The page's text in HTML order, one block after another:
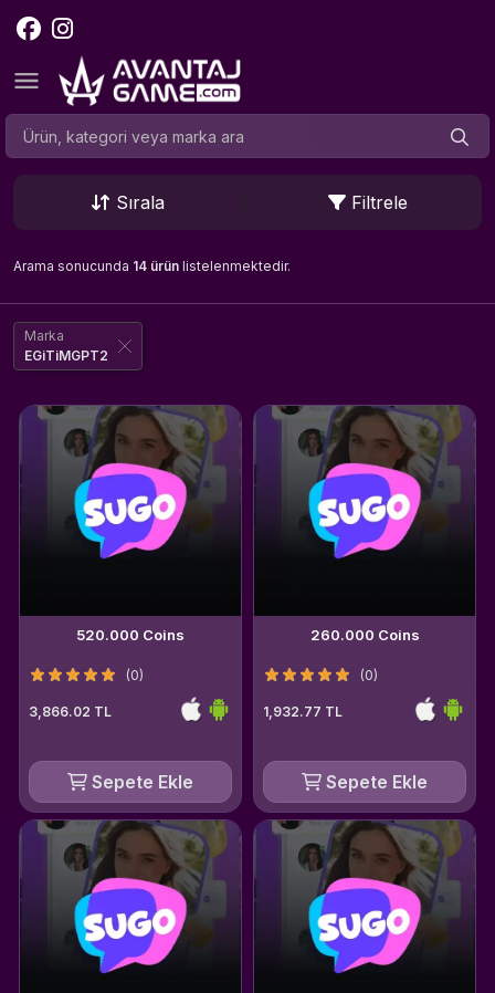
Sırala Filtrele
Arama sonucunda 14 ürün listelenmektedir.
Marka
EGiTiMGPT2
520.000 Coins
(0)
3,866.02 TL
Sepete Ekle
260.000 Coins
(0)
1,932.77 TL
Sepete Ekle